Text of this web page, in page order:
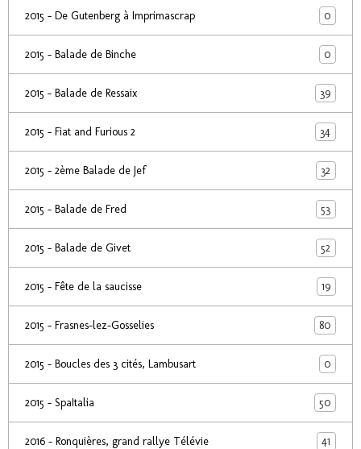
2015 - De Gutenberg à Imprimascrap 0
2015 - Balade de Binche 0
2015 - Balade de Ressaix 39
2015 - Fiat and Furious 2 34
2015 - 2ème Balade de Jef 32
2015 - Balade de Fred 53
2015 - Balade de Givet 52
2015 - Fête de la saucisse 19
2015 - Frasnes-lez-Gosselies 80
2015 - Boucles des 3 cités, Lambusart 0
2015 - SpaItalia 50
2016 - Ronquières, grand rallye Télévie 41